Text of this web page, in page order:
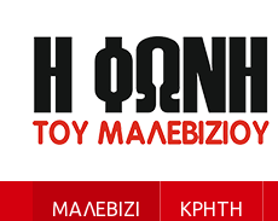
ΜΑΛΕΒΊΖΙ ΚΡΉΤΗ